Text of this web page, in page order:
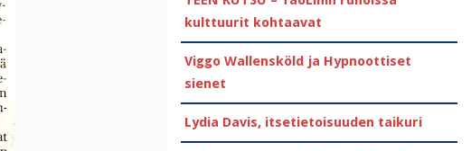
kulttuurit kohtaavat
Viggo Wallensköld ja Hypnoottiset
sienet
Lydia Davis, itsetietoisuuden taikuri